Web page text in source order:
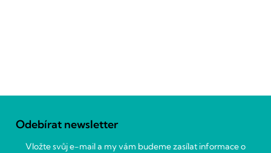
Odebírat newsletter
Vložte svůj e-mail a my vám budeme zasílat informace o